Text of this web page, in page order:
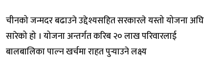
चीनको जन्मदर बढाउने उद्देश्यसहित सरकारले यस्तो योजना अघि
सारेको हो । योजना अन्तर्गत करिब २० लाख परिवारलाई
बालबालिका पाल्न खर्चमा राहत पुर्‍याउने लक्ष्य